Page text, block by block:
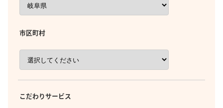
市区町村
こだわりサービス